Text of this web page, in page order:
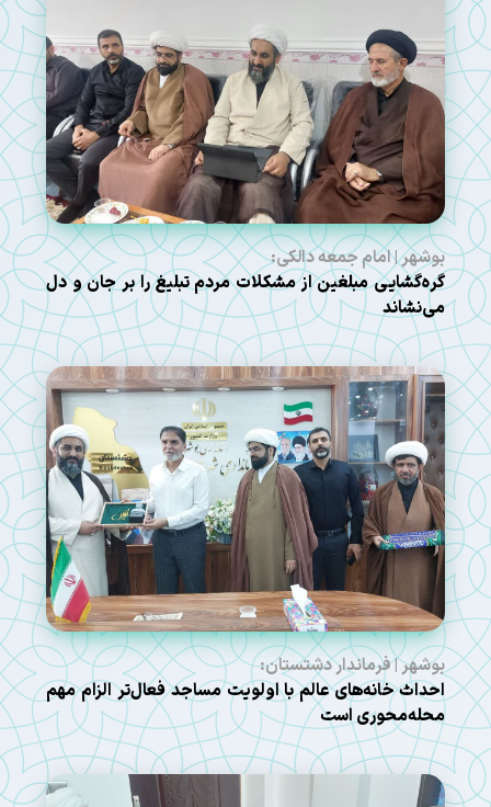
بوشهر | امام جمعه دالکی:
گره‌گشایی مبلغین از مشکلات مردم تبلیغ را بر جان و دل
می‌نشاند
بوشهر | فرماندار دشتستان:
احداث خانه‌های عالم با اولویت مساجد فعال‌تر الزام مهم
محله‌محوری است